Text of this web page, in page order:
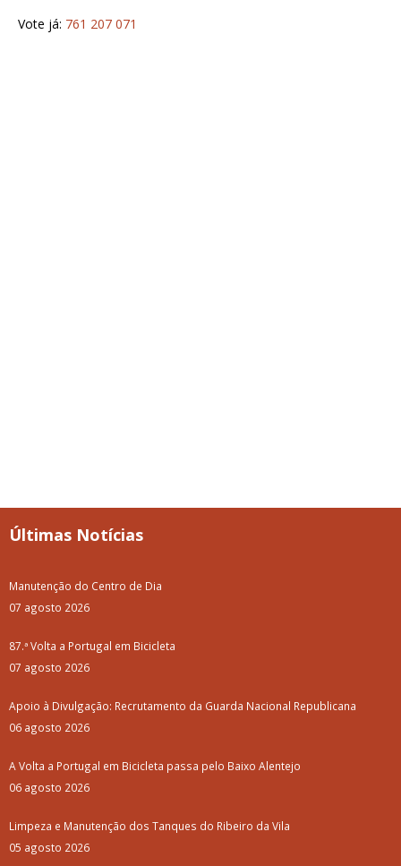
Vote já: 761 207 071
Últimas Notícias
Manutenção do Centro de Dia
07 agosto 2026
87.ª Volta a Portugal em Bicicleta
07 agosto 2026
Apoio à Divulgação: Recrutamento da Guarda Nacional Republicana
06 agosto 2026
A Volta a Portugal em Bicicleta passa pelo Baixo Alentejo
06 agosto 2026
Limpeza e Manutenção dos Tanques do Ribeiro da Vila
05 agosto 2026